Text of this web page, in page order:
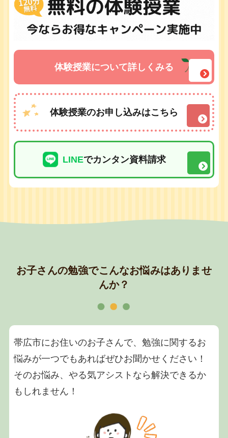
体験授業について詳しくみる
体験授業のお申し込みはこちら
LINEでカンタン資料請求
お子さんの勉強でこんなお悩みはありませ
んか？
帯広市にお住いのお子さんで、勉強に関するお
悩みが一つでもあればぜひお聞かせください！
そのお悩み、やる気アシストなら解決できるか
もしれません！